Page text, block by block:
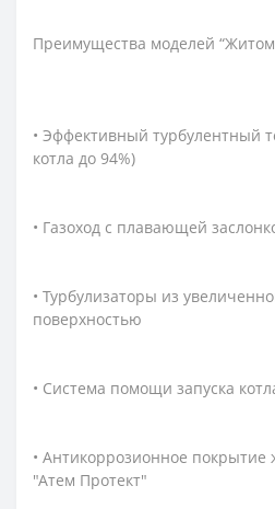
Преимущества моделей
• Эффективный турбулентный
котла до 94%)
• Газоход с плавающей
• Турбулизаторы из
поверхностью
• Система помощи запуска
• Антикоррозионное
"Атем Протект"